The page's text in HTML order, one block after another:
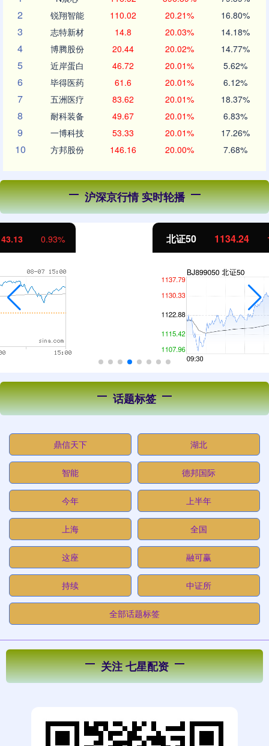
2 锐翔智能 110.02 20.21% 16.80%
3 志特新材 14.8 20.03% 14.18%
4 博腾股份 20.44 20.02% 14.77%
5 近岸蛋白 46.72 20.01% 5.62%
6 毕得医药 61.6 20.01% 6.12%
7 五洲医疗 83.62 20.01% 18.37%
8 耐科装备 49.67 20.01% 6.83%
9 一博科技 53.33 20.01% 17.26%
10 方邦股份 146.16 20.00% 7.68%
沪深京行情 实时轮播
北证50 11.37 1.01%
话题标签
鼎信天下 湖北
智能 德邦国际
今年 上半年
上海 全国
这座 融可赢
持续 中证所
全部话题标签
关注 七星配资